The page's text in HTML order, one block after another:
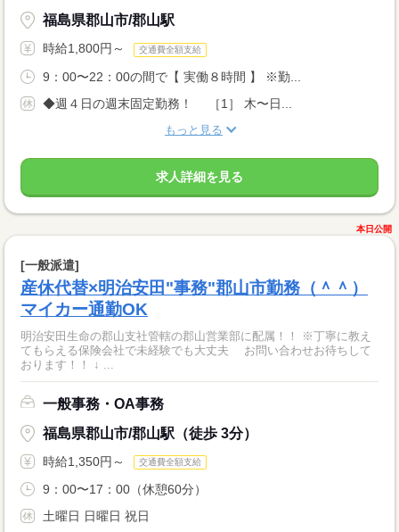
福島県郡山市/郡山駅
時給1,800円～ 交通費全額支給
9：00〜22：00の間で【 実働８時間 】 ※勤...
◆週４日の週末固定勤務！ ［1］ 木〜日...
もっと見る
求人詳細を見る
本日公開
[一般派遣]
産休代替×明治安田"事務"郡山市勤務（＾＾）
マイカー通勤OK
明治安田生命の郡山支社管轄の郡山営業部に配属！！ ※丁寧に教え
てもらえる保険会社で未経験でも大丈夫 お問い合わせお待ちして
おります！！ ↓ ...
一般事務・OA事務
福島県郡山市/郡山駅（徒歩 3分）
時給1,350円～ 交通費全額支給
9：00〜17：00（休憩60分）
土曜日 日曜日 祝日